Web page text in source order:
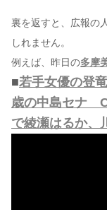
裏を返すと、広報の
しれません。
例えば、昨日の多摩
■若手女優の登
歳の中島セナ
で綾瀬はるか、